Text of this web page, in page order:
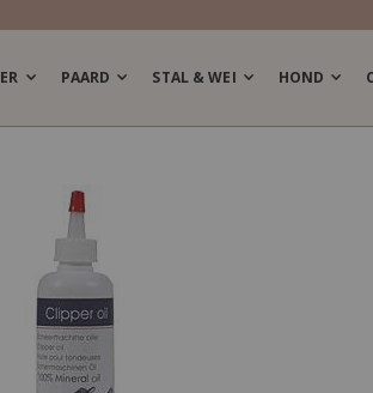
PAARD STAL & WEI HOND